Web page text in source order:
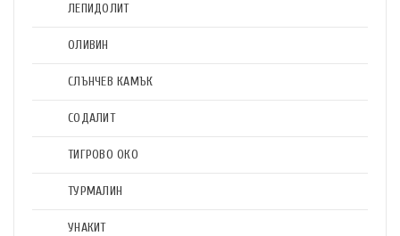
ЛЕПИДОЛИТ
ОЛИВИН
СЛЪНЧЕВ КАМЪК
СОДАЛИТ
ТИГРОВО ОКО
ТУРМАЛИН
УНАКИТ